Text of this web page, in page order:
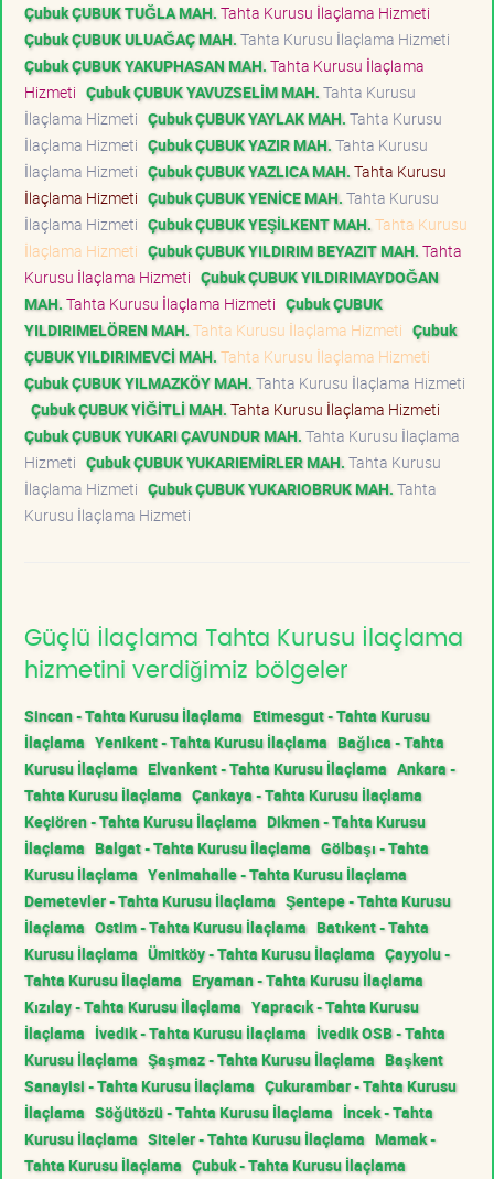
Çubuk ÇUBUK TUĞLA MAH. Tahta Kurusu İlaçlama Hizmeti
Çubuk ÇUBUK ULUAĞAÇ MAH. Tahta Kurusu İlaçlama Hizmeti
Çubuk ÇUBUK YAKUPHASAN MAH. Tahta Kurusu İlaçlama
Hizmeti Çubuk ÇUBUK YAVUZSELİM MAH. Tahta Kurusu
İlaçlama Hizmeti Çubuk ÇUBUK YAYLAK MAH. Tahta Kurusu
İlaçlama Hizmeti Çubuk ÇUBUK YAZIR MAH. Tahta Kurusu
İlaçlama Hizmeti Çubuk ÇUBUK YAZLICA MAH. Tahta Kurusu
İlaçlama Hizmeti Çubuk ÇUBUK YENİCE MAH. Tahta Kurusu
İlaçlama Hizmeti Çubuk ÇUBUK YEŞİLKENT MAH. Tahta Kurusu
İlaçlama Hizmeti Çubuk ÇUBUK YILDIRIM BEYAZIT MAH. Tahta
Kurusu İlaçlama Hizmeti Çubuk ÇUBUK YILDIRIMAYDOĞAN
MAH. Tahta Kurusu İlaçlama Hizmeti Çubuk ÇUBUK
YILDIRIMELÖREN MAH. Tahta Kurusu İlaçlama Hizmeti Çubuk
ÇUBUK YILDIRIMEVCİ MAH. Tahta Kurusu İlaçlama Hizmeti
Çubuk ÇUBUK YILMAZKÖY MAH. Tahta Kurusu İlaçlama Hizmeti
Çubuk ÇUBUK YİĞİTLİ MAH. Tahta Kurusu İlaçlama Hizmeti
Çubuk ÇUBUK YUKARI ÇAVUNDUR MAH. Tahta Kurusu İlaçlama
Hizmeti Çubuk ÇUBUK YUKARIEMİRLER MAH. Tahta Kurusu
İlaçlama Hizmeti Çubuk ÇUBUK YUKARIOBRUK MAH. Tahta
Kurusu İlaçlama Hizmeti
Güçlü İlaçlama Tahta Kurusu İlaçlama
hizmetini verdiğimiz bölgeler
Sincan - Tahta Kurusu İlaçlama Etimesgut - Tahta Kurusu
İlaçlama Yenikent - Tahta Kurusu İlaçlama Bağlıca - Tahta
Kurusu İlaçlama Elvankent - Tahta Kurusu İlaçlama Ankara -
Tahta Kurusu İlaçlama Çankaya - Tahta Kurusu İlaçlama
Keçiören - Tahta Kurusu İlaçlama Dikmen - Tahta Kurusu
İlaçlama Balgat - Tahta Kurusu İlaçlama Gölbaşı - Tahta
Kurusu İlaçlama Yenimahalle - Tahta Kurusu İlaçlama
Demetevler - Tahta Kurusu İlaçlama Şentepe - Tahta Kurusu
İlaçlama Ostim - Tahta Kurusu İlaçlama Batıkent - Tahta
Kurusu İlaçlama Ümitköy - Tahta Kurusu İlaçlama Çayyolu -
Tahta Kurusu İlaçlama Eryaman - Tahta Kurusu İlaçlama
Kızılay - Tahta Kurusu İlaçlama Yapracık - Tahta Kurusu
İlaçlama İvedik - Tahta Kurusu İlaçlama İvedik OSB - Tahta
Kurusu İlaçlama Şaşmaz - Tahta Kurusu İlaçlama Başkent
Sanayisi - Tahta Kurusu İlaçlama Çukurambar - Tahta Kurusu
İlaçlama Söğütözü - Tahta Kurusu İlaçlama İncek - Tahta
Kurusu İlaçlama Siteler - Tahta Kurusu İlaçlama Mamak -
Tahta Kurusu İlaçlama Çubuk - Tahta Kurusu İlaçlama